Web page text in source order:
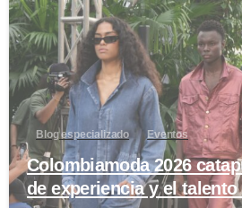
Blog especializado Eventos
Colombiamoda 2026
de experiencia y el